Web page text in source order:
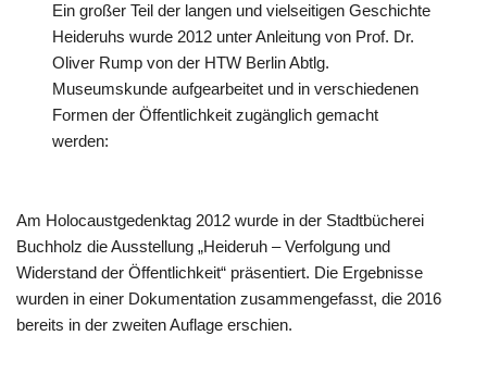
Ein großer Teil der langen und vielseitigen Geschichte
Heideruhs wurde 2012 unter Anleitung von Prof. Dr.
Oliver Rump von der HTW Berlin Abtlg.
Museumskunde aufgearbeitet und in verschiedenen
Formen der Öffentlichkeit zugänglich gemacht
werden:
Am Holocaustgedenktag 2012 wurde in der Stadtbücherei
Buchholz die Ausstellung „Heideruh – Verfolgung und
Widerstand der Öffentlichkeit“ präsentiert. Die Ergebnisse
wurden in einer Dokumentation zusammengefasst, die 2016
bereits in der zweiten Auflage erschien.